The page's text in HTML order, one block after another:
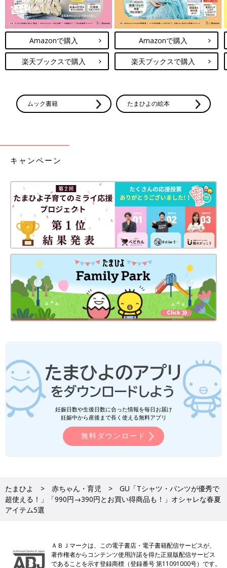
Amazonで購入
楽天ブックスで購入
Amazonで購入
楽天ブックスで購入
ムック書籍 たまひよの絵本
キャンペーン
妊娠日数や生後日数に合った情報を毎日お届け
妊娠中から産後まで長く使える無料アプリ
無料ダウンロード
たまひよ 赤ちゃん・育児
GU「Tシャツ・パンツが優秀で
超使える！」「990円→390円とお買い得商品も！」オシャレな春夏
アイテム5選
ＡＢＪマークは、この電子書店・電子書籍配信サービスが、
著作権者からコンテンツ使用許諾を得た正規版配信サービス
であることを示す登録商標（登録番号 第11091000号）です。